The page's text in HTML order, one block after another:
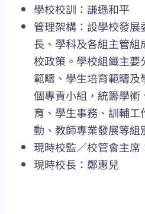
學校校訓：謙遜和平
管理架構：設學校發
長、學科及各組主管
校政策。學校組織主
範疇、學生培育範疇
個專責小組，統籌學
育、學生事務、訓輔
動、教師專業發展等組
現時校監／校管會主席
現時校長：鄭惠兒